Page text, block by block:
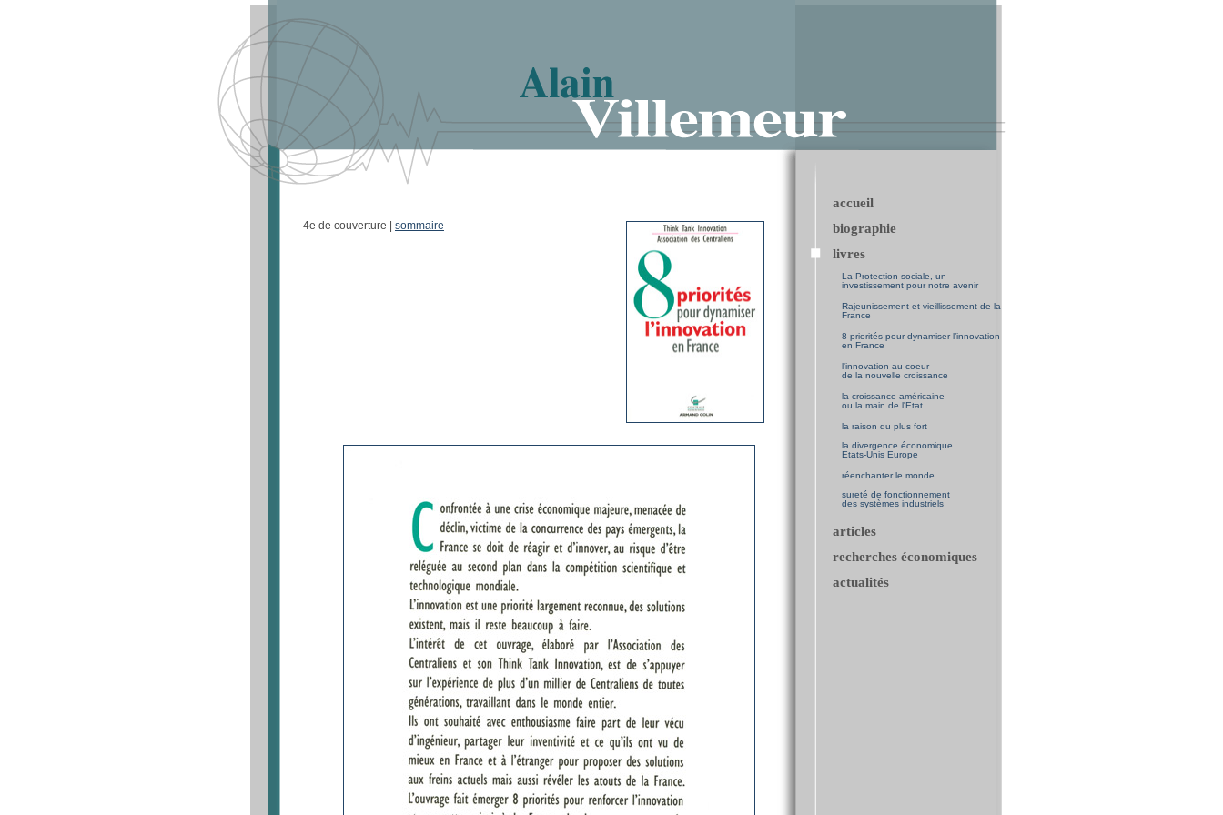
4e de couverture | sommaire
accueil
biographie
livres
La Protection sociale, un
investissement pour notre avenir
Rajeunissement et vieillissement de la
France
8 priorités pour dynamiser l’innovation
en France
l'innovation au coeur
de la nouvelle croissance
la croissance américaine
ou la main de l'Etat
la raison du plus fort
la divergence économique
Etats-Unis Europe
réenchanter le monde
sureté de fonctionnement
des systèmes industriels
articles
recherches économiques
actualités